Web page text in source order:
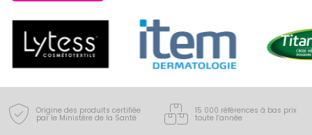
Origine des produits certifiée
par le Ministère de la Santé
15 000 références à bas prix
toute l’année